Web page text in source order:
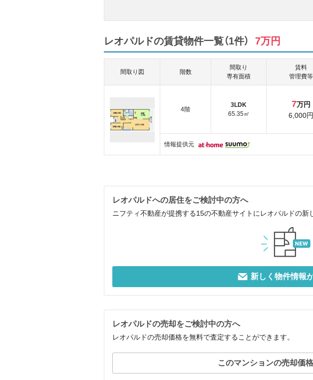
レオパルドの賃貸物件一覧（1件） 7万円
間取り図 階数
間取り
専有面積
賃料
管理費等
4階
3LDK
65.35㎡
7万円
6,000円
情報提供元
レオパルドへの居住をご検討中の方へ
ニフティ不動産が提携する15の不動産サイトにレオパルドの
新しく物件情報
レオパルドの売却をご検討中の方へ
レオパルドの売却価格を無料で査定することができます。
このマンションの売却価格